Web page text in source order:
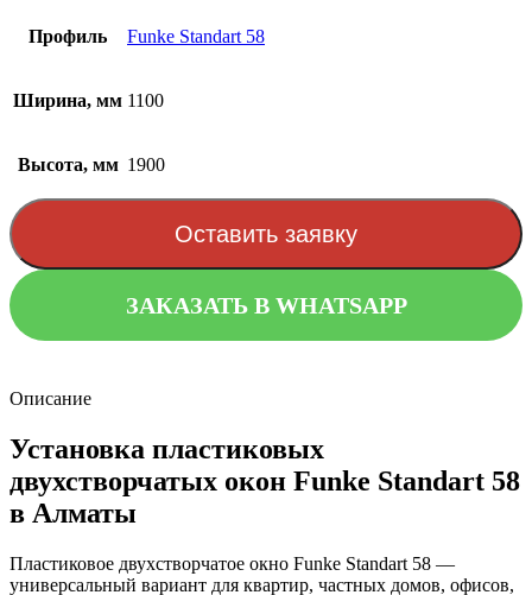
Профиль Funke Standart 58
Ширина, мм 1100
Высота, мм 1900
Оставить заявку
ЗАКАЗАТЬ В WHATSAPP
Описание
Установка пластиковых
двухстворчатых окон Funke Standart 58
в Алматы
Пластиковое двухстворчатое окно Funke Standart 58 —
универсальный вариант для квартир, частных домов, офисов,